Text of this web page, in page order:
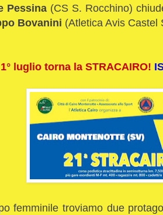
Pessina (CS S. Rocchino)
Bovanini (Atletica Avis Castel
luglio torna la STRACAIRO!
femminile troviamo due